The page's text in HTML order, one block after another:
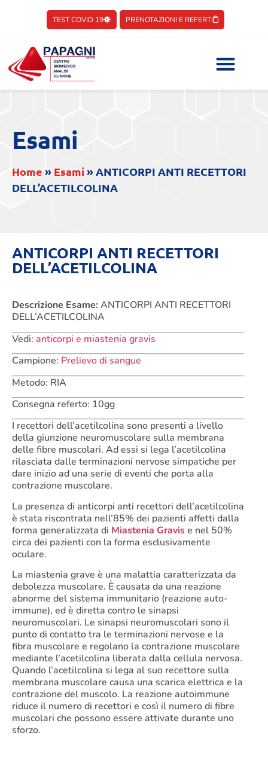
TEST COVID 19 PRENOTAZIONI E REFERTI
Esami
Home » Esami»ANTICORPI ANTI RECETTORI
DELL’ACETILCOLINA
ANTICORPI ANTI RECETTORI
DELL’ACETILCOLINA
Descrizione Esame: ANTICORPI ANTI RECETTORI
DELL’ACETILCOLINA
Vedi: anticorpi e miastenia gravis
Campione: Prelievo di sangue
Metodo: RIA
Consegna referto: 10gg
I recettori dell’acetilcolina sono presenti a livello
della giunzione neuromuscolare sulla membrana
delle fibre muscolari. Ad essi si lega l’acetilcolina
rilasciata dalle terminazioni nervose simpatiche per
dare inizio ad una serie di eventi che porta alla
contrazione muscolare.
La presenza di anticorpi anti recettori dell’acetilcolina
è stata riscontrata nell’85% dei pazienti affetti dalla
forma generalizzata di Miastenia Gravise nel 50%
circa dei pazienti con la forma esclusivamente
oculare.
La miastenia grave è una malattia caratterizzata da
debolezza muscolare. È causata da una reazione
abnorme del sistema immunitario (reazione auto-
immune), ed è diretta contro le sinapsi
neuromuscolari. Le sinapsi neuromuscolari sono il
punto di contatto tra le terminazioni nervose e la
fibra muscolare e regolano la contrazione muscolare
mediante l’acetilcolina liberata dalla cellula nervosa.
Quando l’acetilcolina si lega al suo recettore sulla
membrana muscolare causa una scarica elettrica e la
contrazione del muscolo. La reazione autoimmune
riduce il numero di recettori e così il numero di fibre
muscolari che possono essere attivate durante uno
sforzo.